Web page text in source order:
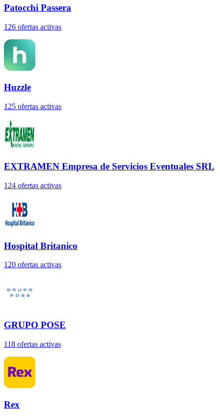
Patocchi Passera
126 ofertas activas
Huzzle
125 ofertas activas
EXTRAMEN Empresa de Servicios Eventuales SRL
124 ofertas activas
Hospital Britanico
120 ofertas activas
GRUPO POSE
118 ofertas activas
Rex